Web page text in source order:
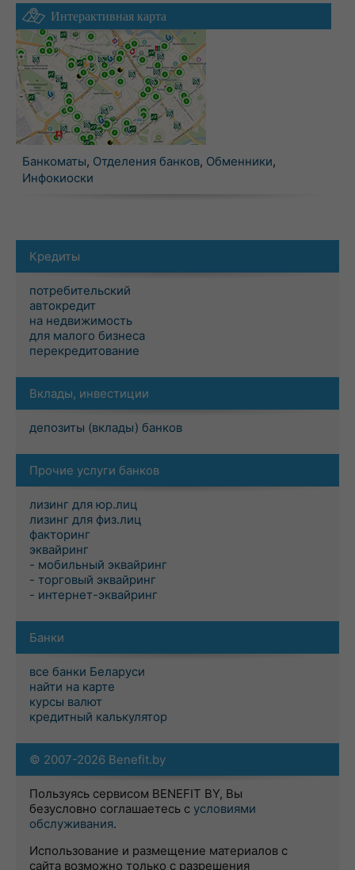
Интерактивная карта
Банкоматы, Отделения банков, Обменники,
Инфокиоски
Кредиты
потребительский
автокредит
на недвижимость
для малого бизнеса
перекредитование
Вклады, инвестиции
депозиты (вклады) банков
Прочие услуги банков
лизинг для юр.лиц
лизинг для физ.лиц
факторинг
эквайринг
- мобильный эквайринг
- торговый эквайринг
- интернет-эквайринг
Банки
все банки Беларуси
найти на карте
курсы валют
кредитный калькулятор
© 2007-2026 Benefit.by
Пользуясь сервисом BENEFIT BY, Вы
безусловно соглашаетесь с условиями
обслуживания.
Использование и размещение материалов с
сайта возможно только с разрешения